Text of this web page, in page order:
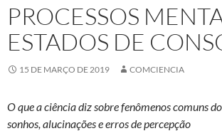
PROCESSOS
ESTADOS DE
15 DE MARÇO DE 2019 COMCIENCIA
O que a ciência diz sobre fenômenos comuns
sonhos, alucinações e erros de percepção